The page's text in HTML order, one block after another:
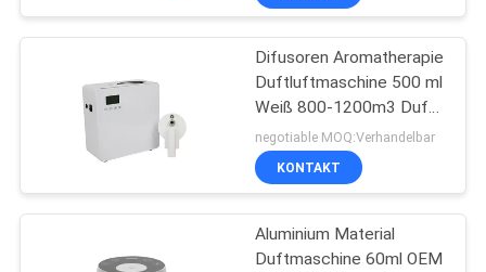
Difusoren Aromatherapie
Duftluftmaschine 500 ml
Weiß 800-1200m3 Duft
Abdeckung
negotiable MOQ:Verhandelbar
KONTAKT
Aluminium Material
Duftmaschine 60ml OEM